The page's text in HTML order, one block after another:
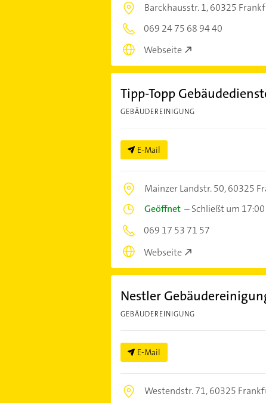
Barckhausstr. 1,60325
069 24 75 68 94 40
Webseite
Tipp-Topp
GEBÄUDEREINIGUNG
E-Mail
Mainzer Landstr. 50,60325
Geöffnet–Schließt um 17:00
069 17 53 71 57
Webseite
Nestler
GEBÄUDEREINIGUNG
E-Mail
Westendstr. 71,60325